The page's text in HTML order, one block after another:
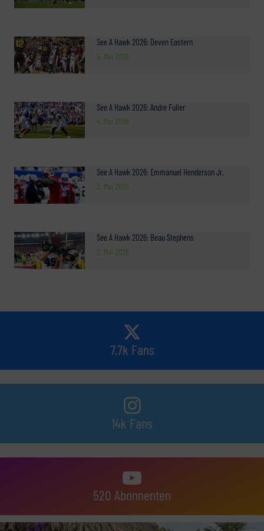
See A Hawk 2026: Deven Eastern
5. Mai 2026
See A Hawk 2026: Andre Fuller
4. Mai 2026
See A Hawk 2026: Emmanuel Henderson Jr.
3. Mai 2026
See A Hawk 2026: Beau Stephens
2. Mai 2026
7.7k Fans
14k Fans
520 Abonnenten